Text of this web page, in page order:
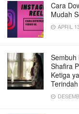
Cara
Mudah
APRIL
Sembuh
Shafira
Ketiga
Terindah